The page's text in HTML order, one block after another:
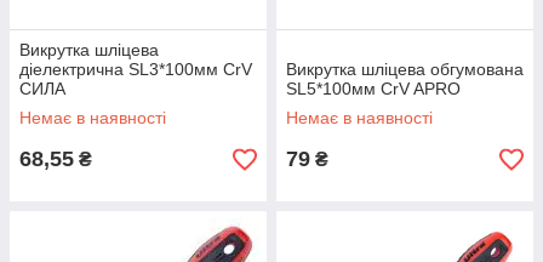
Викрутка шліцева
діелектрична SL3*100мм CrV
СИЛА
Немає в наявності
68,55 ₴
Викрутка шліцева обгумована
SL5*100мм CrV APRO
Немає в наявності
79 ₴